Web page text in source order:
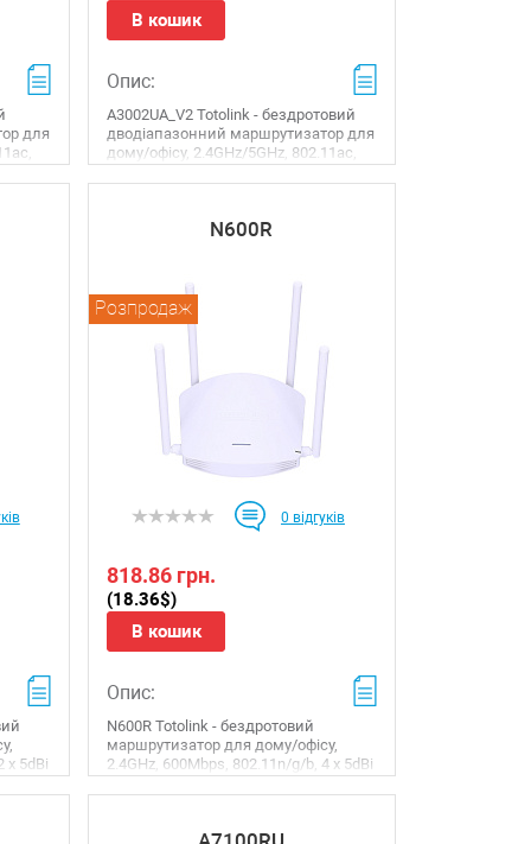
для
В кошик
Опис:
A3002UA_V2 Totolink - бездротовий
дводіапазонний маршрутизатор для
дому/офісу, 2.4GHz/5GHz, 802.11ac,
х 5dBi
N600R
Розпродаж
0 відгуків
818.86 грн.
(18.36$)
В кошик
Опис:
N600R Totolink - бездротовий
маршрутизатор для дому/офісу,
2.4GHz, 600Mbps, 802.11n/g/b, 4 х 5dBi